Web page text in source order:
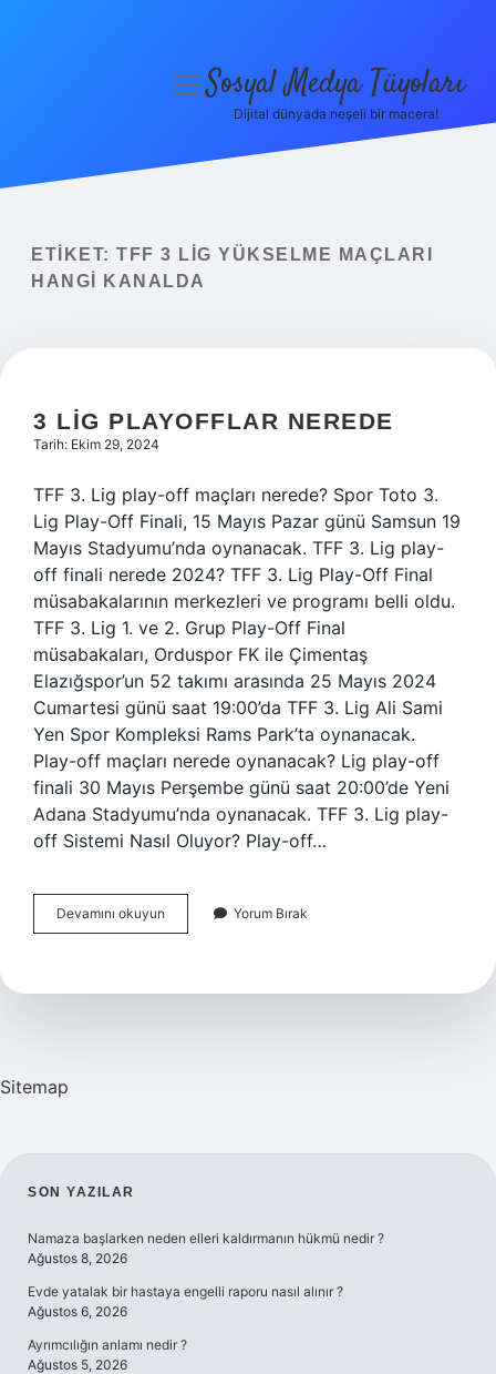
Yasal Uyarı
menüyüSosyal Medya Tüyoları
Dijital dünyada neşeli bir macera!
ETIKET: TFF 3 LIG YÜKSELME MAÇLARI
HANGI KANALDA
3 LIG PLAYOFFLAR NEREDE
Tarih: Ekim 29, 2024
TFF 3. Lig play-off maçları nerede? Spor Toto 3.
Lig Play-Off Finali, 15 Mayıs Pazar günü Samsun 19
Mayıs Stadyumu’nda oynanacak. TFF 3. Lig play-
off finali nerede 2024? TFF 3. Lig Play-Off Final
müsabakalarının merkezleri ve programı belli oldu.
TFF 3. Lig 1. ve 2. Grup Play-Off Final
müsabakaları, Orduspor FK ile Çimentaş
Elazığspor’un 52 takımı arasında 25 Mayıs 2024
Cumartesi günü saat 19:00’da TFF 3. Lig Ali Sami
Yen Spor Kompleksi Rams Park’ta oynanacak.
Play-off maçları nerede oynanacak? Lig play-off
finali 30 Mayıs Perşembe günü saat 20:00’de Yeni
Adana Stadyumu’nda oynanacak. TFF 3. Lig play-
off Sistemi Nasıl Oluyor? Play-off…
Devamını okuyun
Lig
Yorum Bırak
Sitemap
SIDEBAR
SON YAZILAR
Namaza başlarken neden elleri kaldırmanın hükmü nedir ?
Ağustos 8, 2026
Evde yatalak bir hastaya engelli raporu nasıl alınır ?
Ağustos 6, 2026
Ayrımcılığın anlamı nedir ?
Ağustos 5, 2026